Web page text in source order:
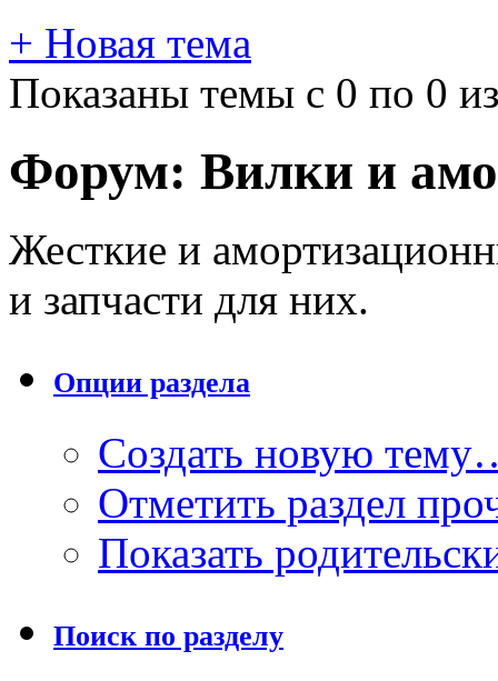
+ Новая тема
Показаны темы с 0 по 0
Форум: Вилки и
Жесткие и
и запчасти для них.
Опции раздела
Создать новую
Отметить раздел
Показать
Поиск по разделу